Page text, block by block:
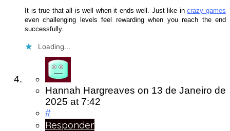
It is true that all is well when it ends well. Just like incrazy games
even challenging levels feel rewarding when you reach the end
successfully.
Loading...
Hannah Hargreaves on 13 de Janeiro de
2025 at 7:42
#
Responder